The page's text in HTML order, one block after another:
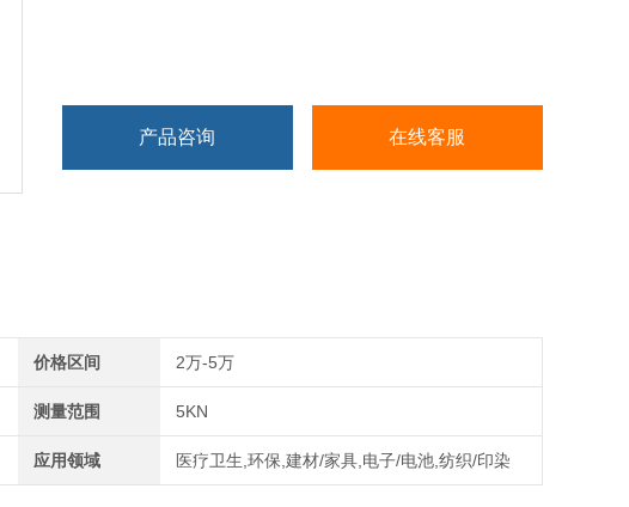
产品咨询 在线客服
价格区间 2万-5万
测量范围 5KN
应用领域 医疗卫生,环保,建材/家具,电子/电池,纺织/印染